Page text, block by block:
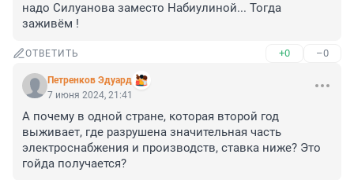
надо Силуанова заместо Набиулиной... Тогда
заживём !
ОТВЕТИТЬ +0 –0
Петренков Эдуард
7 июня 2024, 21:41
А почему в одной стране, которая второй год
выживает, где разрушена значительная часть
электроснабжения и производств, ставка ниже? Это
гойда получается?